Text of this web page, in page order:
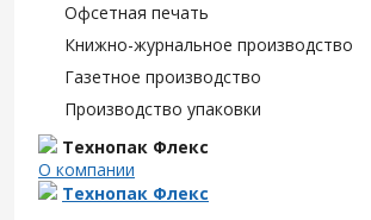
Офсетная печать
Книжно-журнальное производство
Газетное производство
Производство упаковки
Технопак Флекс
О компании
Технопак Флекс